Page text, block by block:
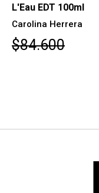
L'Eau EDT 100ml
Carolina Herrera
$84.600